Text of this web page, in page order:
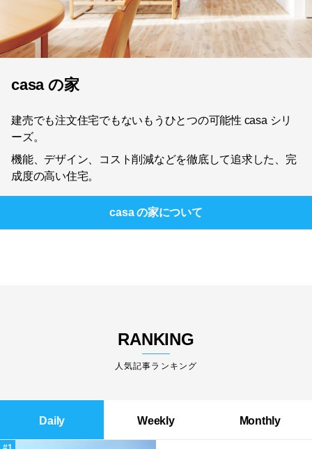
casa の家
建売でも注文住宅でもないもうひとつの可能性 casa シリ
ーズ。
機能、デザイン、コスト削減などを徹底して追求した、完
成度の高い住宅。
casa の家について
RANKING
人気記事ランキング
Daily Weekly Monthly